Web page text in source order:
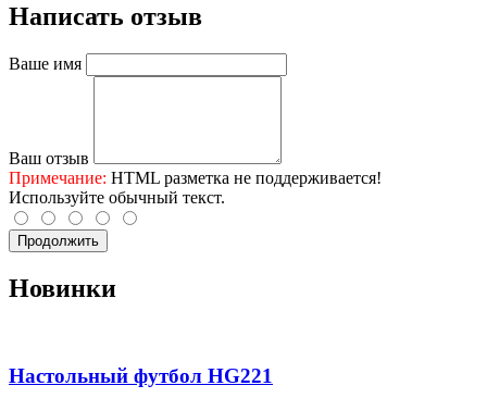
Написать отзыв
Ваше имя
Ваш отзыв
Примечание: HTML разметка не поддерживается!
Используйте обычный текст.
Продолжить
Новинки
Настольный футбол HG221